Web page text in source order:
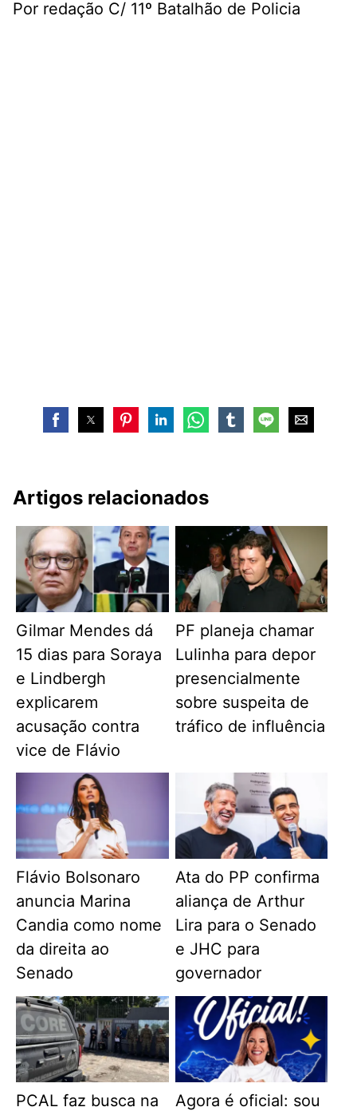
Por redação C/ 11º Batalhão de Policia
Artigos relacionados
Gilmar Mendes dá
15 dias para Soraya
e Lindbergh
explicarem
acusação contra
vice de Flávio
PF planeja chamar
Lulinha para depor
presencialmente
sobre suspeita de
tráfico de influência
Flávio Bolsonaro
anuncia Marina
Candia como nome
da direita ao
Senado
Ata do PP confirma
aliança de Arthur
Lira para o Senado
e JHC para
governador
PCAL faz busca na
Agora é oficial: sou